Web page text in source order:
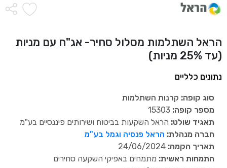
הראל השתלמות מסלול סחיר- אג"ח עם מניות
(עד 25% מניות)
נתונים כלליים
סוג קופה: קרנות השתלמות
מספר קופה:
תאגיד שולט: הראל השקעות בביטוח ושירותים פיננסיים בע"מ
חברה מנהלת: הראל פנסיה וגמל בע"מ
תאריך הקמה:
התמחות ראשית: מתמחים באפיקי השקעה סחירים
אני מאשר שקראתי ומסכים לתנאי השימוש והפרטיות
הפרטים שמסרתי ישמשו לקבלת פניות, הצעות שיווקיות מאיתנו
או מצדדים שלישיים.